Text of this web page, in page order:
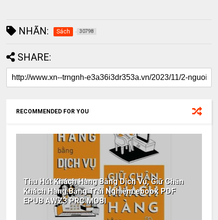
NHÃN: Sách 30798
SHARE:
RECOMMENDED FOR YOU
Thu Hút Khách Hàng Bằng Dịch Vụ, Giữ Chân
Khách Hàng Bằng Trải Nghiệm ebook PDF
EPUB AWZ3 PRC MOBI